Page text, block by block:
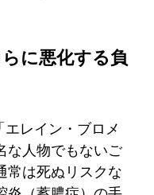
に悪化する負
レイン・ブロメ
な人物でもないご
常は死ぬリスクな